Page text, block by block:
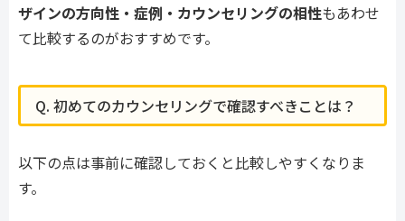
ザインの方向性・症例・カウンセリングの相性もあわせ
て比較するのがおすすめです。
Q. 初めてのカウンセリングで確認すべきことは？
以下の点は事前に確認しておくと比較しやすくなりま
す。